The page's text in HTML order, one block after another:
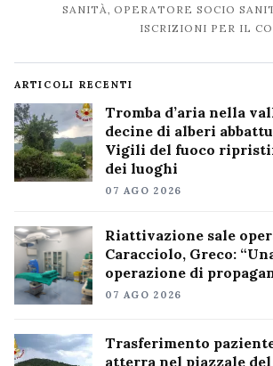
SANITÀ, OPERATORE SOCIO
ISCRIZIONI PER IL
ARTICOLI RECENTI
Tromba d’aria nella
decine di alberi
Vigili del fuoco
dei luoghi
07 AGO 2026
Riattivazione sale
Caracciolo, Greco:
operazione di
07 AGO 2026
Trasferimento
atterra nel piazzale